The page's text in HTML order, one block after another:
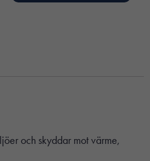
och skyddar mot värme,